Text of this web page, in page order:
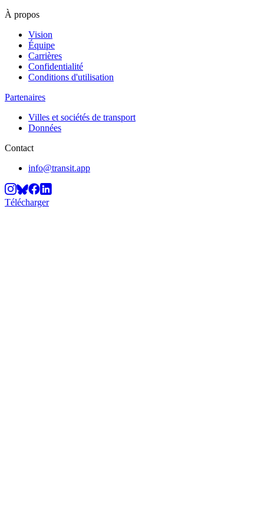
À propos
Vision
Équipe
Carrières
Confidentialité
Conditions d'utilisation
Partenaires
Villes et sociétés de transport
Données
Contact
info@transit.app
Télécharger